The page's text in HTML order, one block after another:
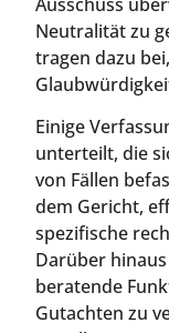
Neutralität zu
tragen dazu
Einige
unterteilt, die
von Fällen
dem Gericht,
spezifische
Darüber
beratende
Gutachten zu